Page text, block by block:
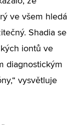
ve všem hledá
Shadia se
iontů ve
diagnostickým
vysvětluje